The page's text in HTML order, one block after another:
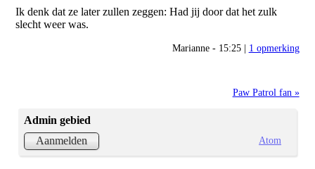
Ik denk dat ze later zullen zeggen: Had jij door dat het zulk
slecht weer was.
Marianne - 15:25 | 1 opmerking
Paw Patrol fan »
Admin gebied
Aanmelden
Atom